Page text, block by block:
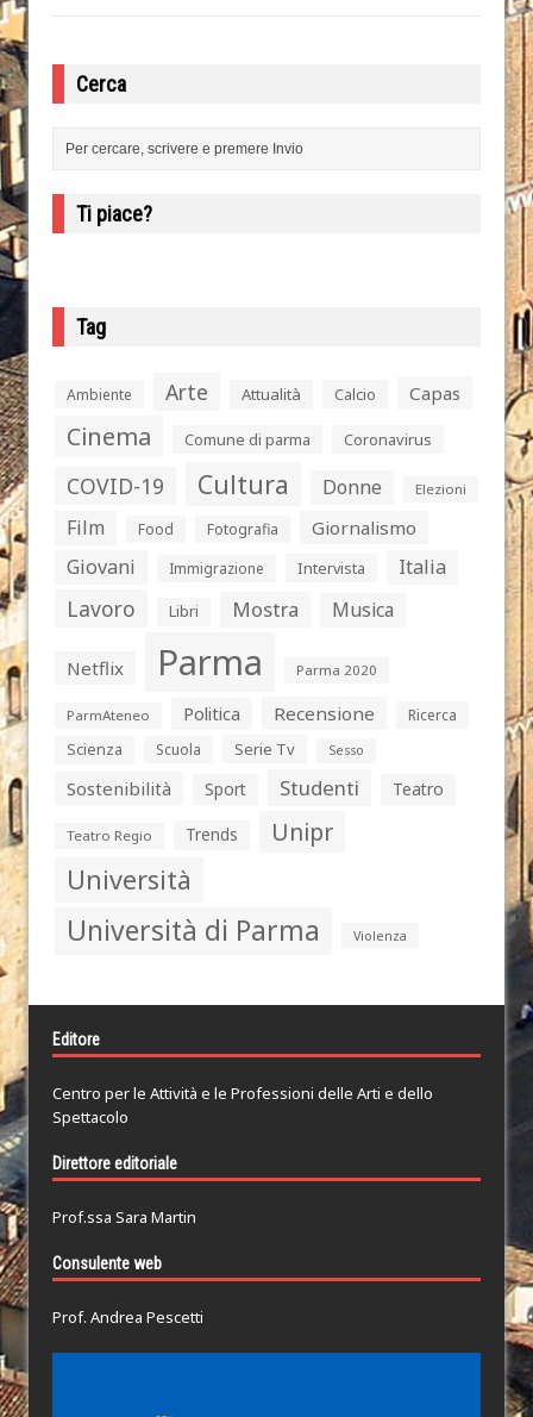
Cerca
Ti piace?
Tag
Ambiente Arte Attualità Calcio Capas
Cinema Comune di parma Coronavirus
COVID-19 Cultura Donne Elezioni
Film Food Fotografia Giornalismo
Giovani Immigrazione Intervista Italia
Lavoro Libri Mostra Musica
Netflix Parma Parma 2020
ParmAteneo Politica Recensione
Ricerca
Scienza
Scuola Serie Tv Sesso
Sostenibilità Sport Studenti Teatro
Teatro Regio Trends Unipr
Università
Università di Parma Violenza
Editore
Centro per le Attività e le Professioni delle Arti e dello
Spettacolo
Direttore editoriale
Prof.ssa Sara Martin
Consulente web
Prof. Andrea Pescetti